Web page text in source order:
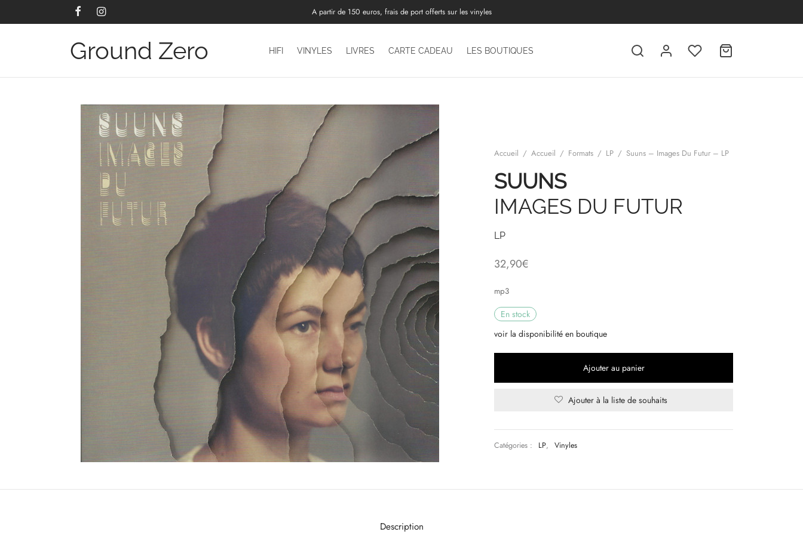
A partir de 150 euros, frais de port offerts sur les vinyles
Ground Zero HIFI VINYLES LIVRES CARTE CADEAU LES BOUTIQUES
Accueil / Accueil / Formats / LP / Suuns – Images Du Futur – LP
SUUNS
IMAGES DU FUTUR
LP
32,90€
mp3
En stock
voir la disponibilité en boutique
Ajouter au panier
Ajouter à la liste de souhaits
Catégories : LP, Vinyles
Description